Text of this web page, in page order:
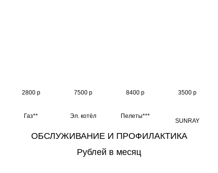
2800 р
Газ**
7500 р
Эл. котёл
8400 р
Пелеты***
3500 р
SUNRAY
ОБСЛУЖИВАНИЕ И ПРОФИЛАКТИКА
Рублей в месяц